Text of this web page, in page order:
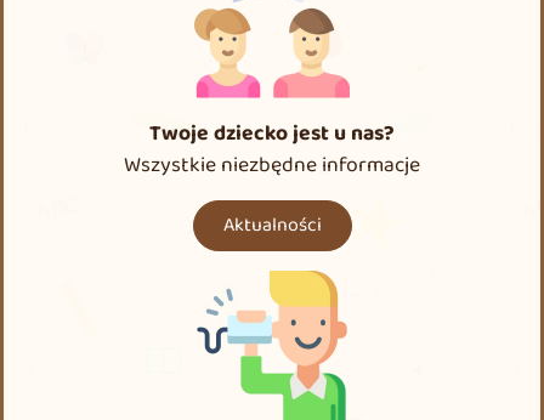
Twoje dziecko jest u nas?
Wszystkie niezbędne informacje
Aktualności